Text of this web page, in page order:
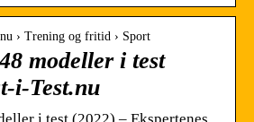
› Trening og fritid › Sport
modeller i test
i-Test.nu